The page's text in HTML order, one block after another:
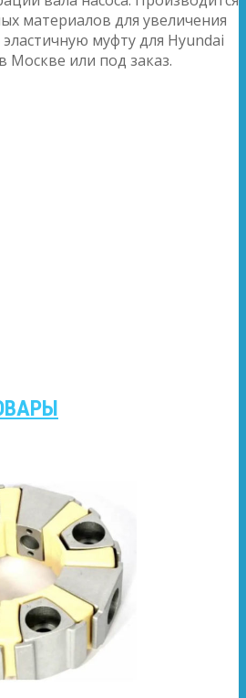
материалов для увеличения
муфту для Hyundai
Москве или под заказ.